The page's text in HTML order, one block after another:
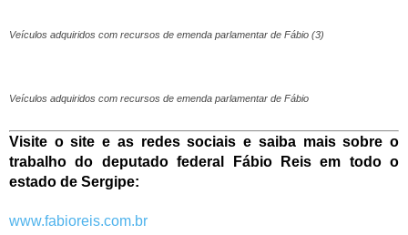
Veículos adquiridos com recursos de emenda parlamentar de Fábio (3)
Veículos adquiridos com recursos de emenda parlamentar de Fábio
Visite o site e as redes sociais e saiba mais sobre o
trabalho do deputado federal Fábio Reis em todo o
estado de Sergipe:
www.fabioreis.com.br